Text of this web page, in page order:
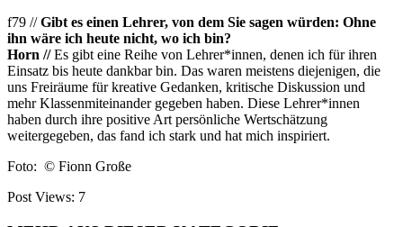
f79 // Gibt es einen Lehrer, von dem Sie sagen würden: Ohne
ihn wäre ich heute nicht, wo ich bin?
Horn //Es gibt eine Reihe von Lehrer*innen, denen ich für ihren
Einsatz bis heute dankbar bin. Das waren meistens diejenigen, die
uns Freiräume für kreative Gedanken, kritische Diskussion und
mehr Klassenmiteinander gegeben haben. Diese Lehrer*innen
haben durch ihre positive Art persönliche Wertschätzung
weitergegeben, das fand ich stark und hat mich inspiriert.
Foto: © Fionn Große
Post Views: 7